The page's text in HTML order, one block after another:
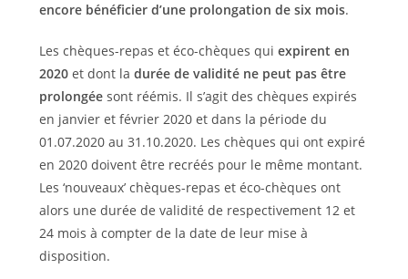
encore bénéficier d’une prolongation de six mois.
Les chèques-repas et éco-chèques qui expirent en
2020et dont la durée de validité ne peut pas être
prolongéesont réémis. Il s’agit des chèques expirés
en janvier et février 2020 et dans la période du
01.07.2020 au 31.10.2020. Les chèques qui ont expiré
en 2020 doivent être recréés pour le même montant.
Les ‘nouveaux’ chèques-repas et éco-chèques ont
alors une durée de validité de respectivement 12 et
24 mois à compter de la date de leur mise à
disposition.